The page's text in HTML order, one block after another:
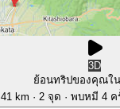
3D
ย้อนทริปของคุณใ
41 km · 2 จุด · พบหมี 4